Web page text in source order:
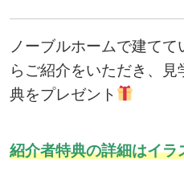
ノーブルホームで建て
らご紹介をいただき、
典をプレゼント
紹介者特典の詳細はイラ